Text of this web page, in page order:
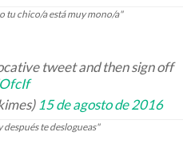
tu chico/a está muy mono/a"
tweet and then sign off
15 de agosto de 2016
te deslogueas"